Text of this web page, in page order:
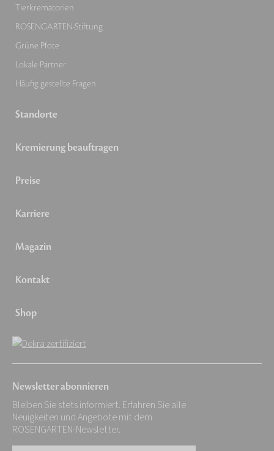
Tierkrematorien
ROSENGARTEN-Stiftung
Grüne Pfote
Lokale Partner
Häufig gestellte Fragen
Standorte
Kremierung beauftragen
Preise
Karriere
Magazin
Kontakt
Shop
Newsletter abonnieren
Bleiben Sie stets informiert. Erfahren Sie alle
Neuigkeiten und Angebote mit dem
ROSENGARTEN-Newsletter.